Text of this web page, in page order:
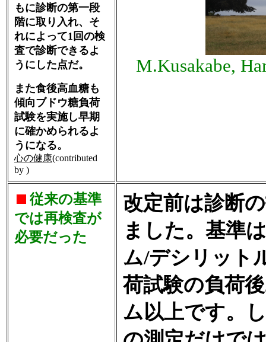
もに診断の第一段
階に取り入れ、そ
れによって1回の検
査で診断できるよ
うにした点だ。
また食後高血糖も
傾向ブドウ糖負荷
試験を実施し早期
に確かめられるよ
うになる。
心の健康(contributed
by )
M.Kusakabe,
従来の基準
では再検査が
必要だった
改定前は診断
ました。基準
ム/デシリット
荷試験の負荷
ム以上です。